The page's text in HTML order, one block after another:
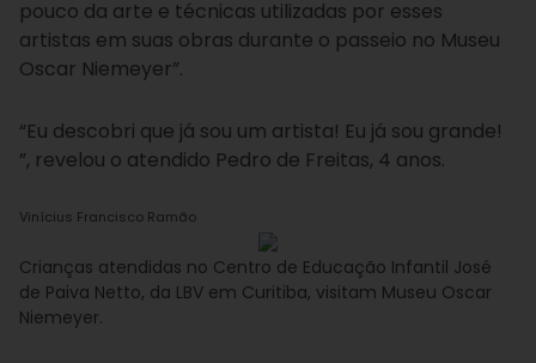
pouco da arte e técnicas utilizadas por esses
artistas em suas obras durante o passeio no Museu
Oscar Niemeyer”.
“Eu descobri que já sou um artista! Eu já sou grande!
”, revelou o atendido Pedro de Freitas, 4 anos.
Vinícius Francisco Ramão
Crianças atendidas no Centro de Educação Infantil José
de Paiva Netto, da LBV em Curitiba, visitam Museu Oscar
Niemeyer.